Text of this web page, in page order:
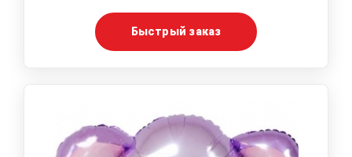
Быстрый заказ